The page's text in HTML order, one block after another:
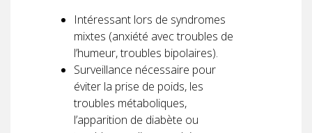
Intéressant lors de syndromes
mixtes (anxiété avec troubles de
l’humeur, troubles bipolaires).
Surveillance nécessaire pour
éviter la prise de poids, les
troubles métaboliques,
l’apparition de diabète ou